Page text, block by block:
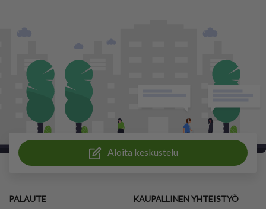
Aloita keskustelu
PALAUTE KAUPALLINEN YHTEISTYÖ